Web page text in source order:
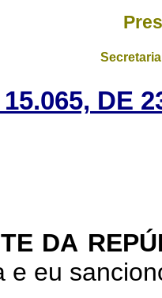
15.065, DE
DA
e eu